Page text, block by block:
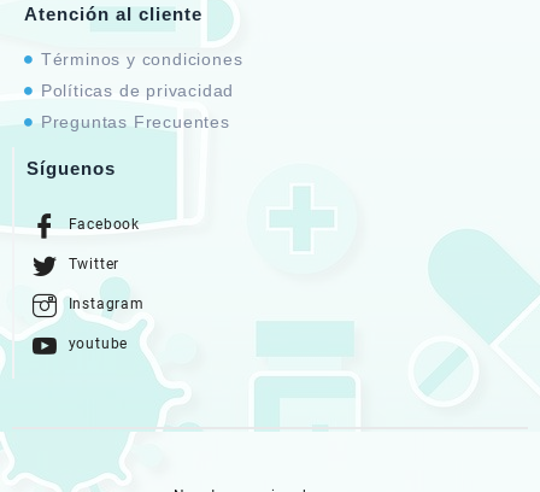
Atención al cliente
Términos y condiciones
Políticas de privacidad
Preguntas Frecuentes
Síguenos
Facebook
Twitter
Instagram
youtube